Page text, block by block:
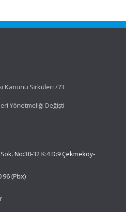
Kanunu Sirküleri /73
Yönetmeliği Değişti
No:30-32 K:4 D:9 Çekmeköy-
96 (Pbx)